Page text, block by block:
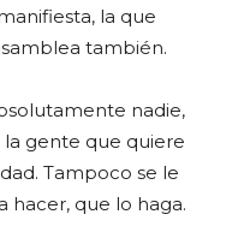
la que
también.
nadie,
la gente que quiere
Tampoco se le
hacer, que lo haga.